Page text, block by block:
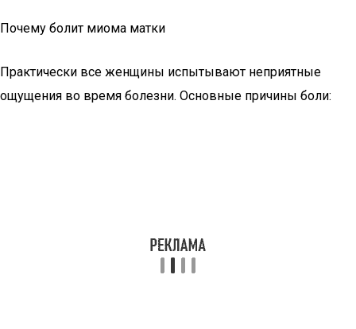
Почему болит миома матки
Практически все женщины испытывают неприятные
ощущения во время болезни. Основные причины боли: